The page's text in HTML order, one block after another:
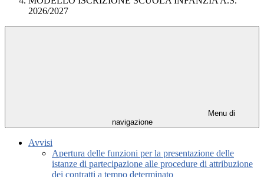
2026/2027
Menu di
navigazione
Avvisi
Apertura delle funzioni per la presentazione delle
istanze di partecipazione alle procedure di attribuzione
dei contratti a tempo determinato